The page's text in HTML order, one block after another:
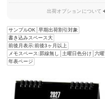
出荷オプションについて
サンプルOK
早期出荷割引対象
書き込みスペース大
前後月表示:前後3ヶ月以上
メモスペース:罫線無し
土曜日色分け
六曜
年表ページ